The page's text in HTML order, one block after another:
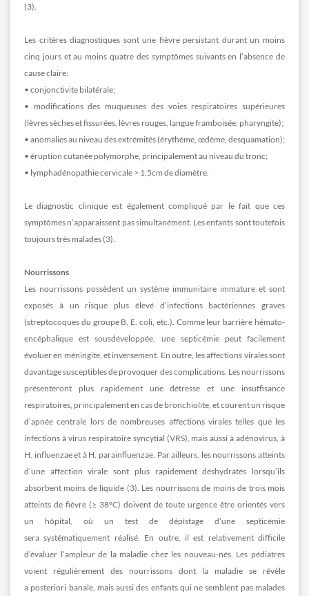
(3).
Les critères diagnostiques sont une fièvre persistant durant un moins
cinq jours et au moins quatre des symptômes suivants en l’absence de
cause claire:
• conjonctivite bilatérale;
• modifications des muqueuses des voies respiratoires supérieures
(lèvres sèches et fissurées, lèvres rouges, langue framboisée, pharyngite);
• anomalies au niveau des extrémités (érythème, œdème, desquamation);
• éruption cutanée polymorphe, principalement au niveau du tronc;
• lymphadénopathie cervicale > 1,5cm de diamètre.
Le diagnostic clinique est également compliqué par le fait que ces
symptômes n’apparaissent pas simultanément. Les enfants sont toutefois
toujours très malades (3).
Nourrissons
Les nourrissons possèdent un système immunitaire immature et sont
exposés à un risque plus élevé d’infections bactériennes graves
(streptocoques du groupe B, E. coli, etc.). Comme leur barrière hémato-
encéphalique est sousdéveloppée, une septicémie peut facilement
évoluer en méningite, et inversement. En outre, les affections virales sont
davantage susceptibles de provoquer des complications. Les nourrissons
présenteront plus rapidement une détresse et une insuffisance
respiratoires, principalement en cas de bronchiolite, et courent un risque
d’apnée centrale lors de nombreuses affections virales telles que les
infections à virus respiratoire syncytial (VRS), mais aussi à adénovirus, à
H. influenzae et à H. parainfluenzae. Par ailleurs, les nourrissons atteints
d’une affection virale sont plus rapidement déshydratés lorsqu’ils
absorbent moins de liquide (3). Les nourrissons de moins de trois mois
atteints de fièvre (≥ 38°C) doivent de toute urgence être orientés vers
un hôpital, où un test de dépistage d’une septicémie
sera systématiquement réalisé. En outre, il est relativement difficile
d’évaluer l’ampleur de la maladie chez les nouveau-nés. Les pédiatres
voient régulièrement des nourrissons dont la maladie se révèle
a posteriori banale, mais aussi des enfants qui ne semblent pas malades